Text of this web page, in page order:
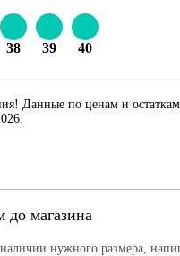
38 39 40
Данные по ценам и
до магазина
нужного размера,